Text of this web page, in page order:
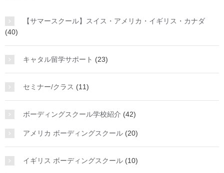
【サマースクール】スイス・アメリカ・イギリス・カナダ
(40)
キャタル留学サポート (23)
セミナー/クラス (11)
ボーディングスクール学校紹介 (42)
アメリカ ボーディングスクール (20)
イギリス ボーディングスクール (10)